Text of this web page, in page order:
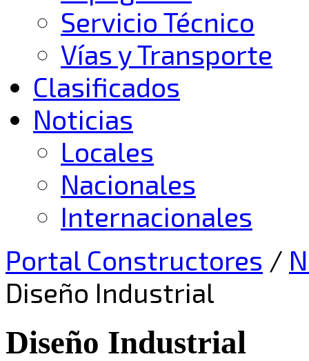
Servicio Técnico
Vías y Transporte
Clasificados
Noticias
Locales
Nacionales
Internacionales
Portal Constructores /
Diseño Industrial
Diseño Industrial